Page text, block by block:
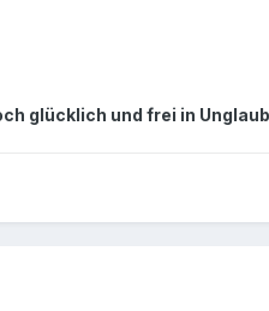
glücklich und frei in